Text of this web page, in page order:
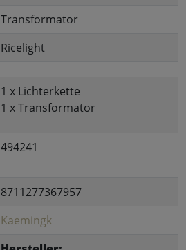
Transformator
Ricelight
1 x Lichterkette
1 x Transformator
494241
8711277367957
Kaemingk